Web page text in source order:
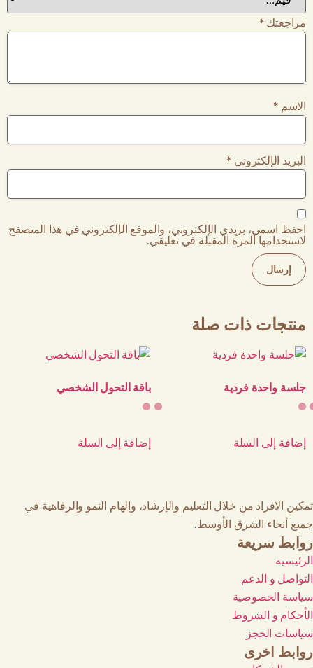
مراجعتك*
الاسم*
البريد الإلكتروني *
احفظ اسمي، بريدي الإلكتروني، والموقع الإلكتروني في هذا المتصفح
لاستخدامها المرة المقبلة في تعليقي.
منتجات ذات صلة
جلسة واحدة فردية
إضافة إلى السلة
باقة التحول الشخصي
إضافة إلى السلة
تمكين الافراد من خلال التعليم والإرشاد، وإلهام النمو والرفاهية في
جميع أنحاء الشرق الأوسط.
روابط سريعة
الرئيسية
التواصل و الدعم
سياسة الخصوصية
الأحكام و الشروط
سياسات الحجز
روابط اخرى